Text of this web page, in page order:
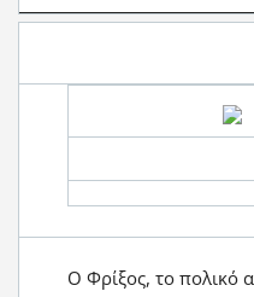
Ο Φρίξος, το πολικό